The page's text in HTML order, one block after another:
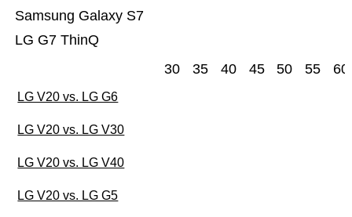
LG G7 ThinQ
Samsung Galaxy S7
30 35 40 45 50 55 60
LG V20 vs. LG G6
LG V20 vs. LG V30
LG V20 vs. LG V40
LG V20 vs. LG G5